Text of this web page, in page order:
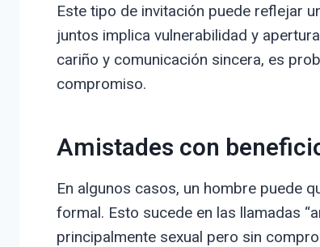
Este tipo de invitación puede reflejar
juntos implica vulnerabilidad y
cariño y comunicación sincera, es
compromiso.
Amistades con
En algunos casos, un hombre puede
formal. Esto sucede en las llamadas
principalmente sexual pero sin